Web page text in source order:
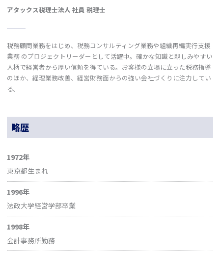
アタックス税理士法人 社員 税理士
税務顧問業務をはじめ、税務コンサルティング業務や組織再編実行支援
業務 のプロジェクトリーダーとして活躍中。確かな知識と親しみやすい
人柄で経営者から厚い信頼を得ている。お客様の立場に立った税務指導
のほか、経理業務改善、経営財務面からの強い会社づくりに注力してい
る。
略歴
1972年
東京都生まれ
1996年
法政大学経営学部卒業
1998年
会計事務所勤務